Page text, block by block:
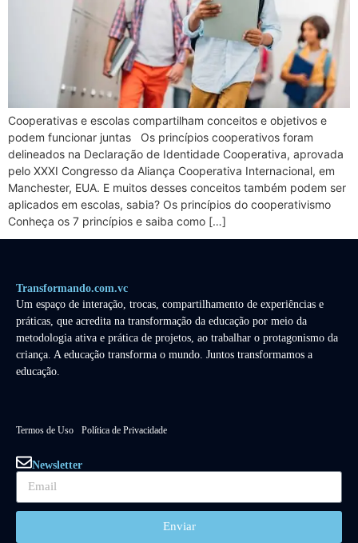
Cooperativas e escolas compartilham conceitos e objetivos e
podem funcionar juntas Os princípios cooperativos foram
delineados na Declaração de Identidade Cooperativa, aprovada
pelo XXXI Congresso da Aliança Cooperativa Internacional, em
Manchester, EUA. E muitos desses conceitos também podem ser
aplicados em escolas, sabia? Os princípios do cooperativismo
Conheça os 7 princípios e saiba como […]
Transformando.com.vc
Um espaço de interação, trocas, compartilhamento de experiências e
práticas, que acredita na transformação da educação por meio da
metodologia ativa e prática de projetos, ao trabalhar o protagonismo da
criança. A educação transforma o mundo. Juntos transformamos a
educação.
Termos de Uso Política de Privacidade
Newsletter
Enviar